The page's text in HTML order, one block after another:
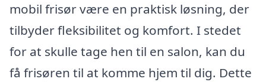
mobil frisør være en praktisk løsning, der
tilbyder fleksibilitet og komfort. I stedet
for at skulle tage hen til en salon, kan du
få frisøren til at komme hjem til dig. Dette